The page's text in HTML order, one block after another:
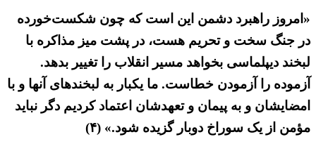
«امروز راهبرد دشمن این است که چون شکست‌خورده
در جنگ سخت و تحریم هست، در پشت میز مذاکره با
لبخند دیپلماسی بخواهد مسیر انقلاب را تغییر بدهد.
آزموده را آزمودن خطاست. ما یکبار به لبخند‌های آنها و با
امضایشان و به پیمان و تعهدشان اعتماد کردیم دگر نباید
مؤمن از یک سوراخ دوبار گزیده شود.» (۴)